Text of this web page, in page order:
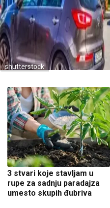
shutterstock
3 stvari koje stavljam u
rupe za sadnju paradajza
umesto skupih đubriva